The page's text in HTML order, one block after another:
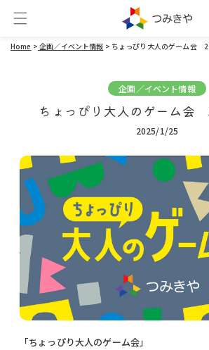
ンツに
進む
Home > 企画／イベント情報 > ちょっぴり大人のゲーム会
企画／イベント情報
ちょっぴり大人のゲーム会
2025/1/25
「ちょっぴり大人のゲーム会」